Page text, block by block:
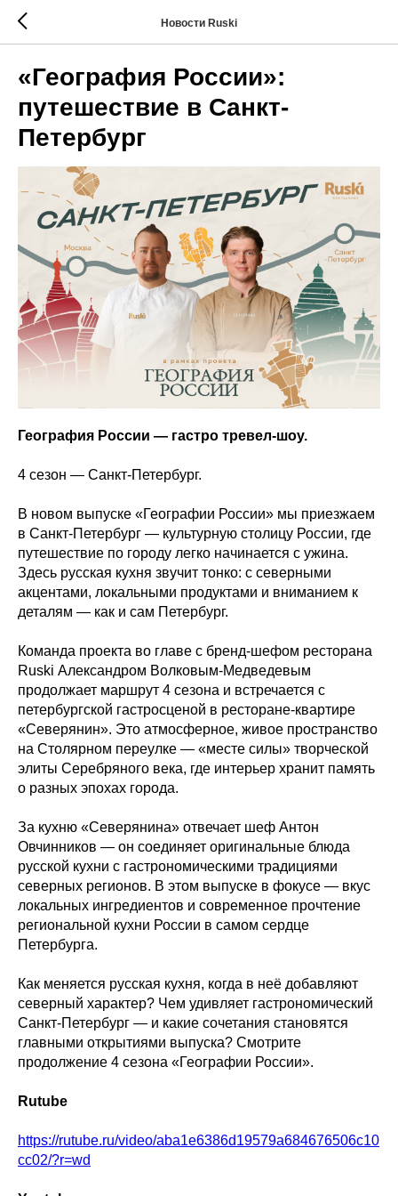
Новости Ruski
«География России»:
путешествие в Санкт-
Петербург
География России — гастро тревел-шоу.
4 сезон — Санкт-Петербург.
В новом выпуске «Географии России» мы приезжаем
в Санкт-Петербург — культурную столицу России, где
путешествие по городу легко начинается с ужина.
Здесь русская кухня звучит тонко: с северными
акцентами, локальными продуктами и вниманием к
деталям — как и сам Петербург.
Команда проекта во главе с бренд-шефом ресторана
Ruski Александром Волковым-Медведевым
продолжает маршрут 4 сезона и встречается с
петербургской гастросценой в ресторане-квартире
«Северянин». Это атмосферное, живое пространство
на Столярном переулке — «месте силы» творческой
элиты Серебряного века, где интерьер хранит память
о разных эпохах города.
За кухню «Северянина» отвечает шеф Антон
Овчинников — он соединяет оригинальные блюда
русской кухни с гастрономическими традициями
северных регионов. В этом выпуске в фокусе — вкус
локальных ингредиентов и современное прочтение
региональной кухни России в самом сердце
Петербурга.
Как меняется русская кухня, когда в неё добавляют
северный характер? Чем удивляет гастрономический
Санкт-Петербург — и какие сочетания становятся
главными открытиями выпуска? Смотрите
продолжение 4 сезона «Географии России».
Rutube
https://rutube.ru/video/aba1e6386d19579a684676506c10
cc02/?r=wd